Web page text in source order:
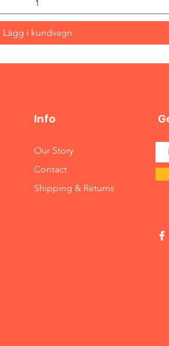
Lägg i kundvagn
Info
Our Story
Contact
Shipping & Returns